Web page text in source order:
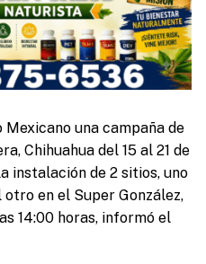
Mexicano una campaña de
Chihuahua del 15 al 21 de
instalación de 2 sitios, uno
en el Super González,
14:00 horas, informó el